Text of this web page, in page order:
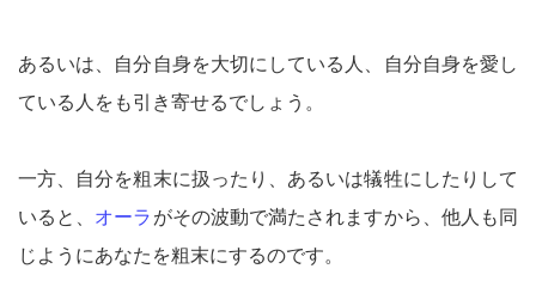
あるいは、自分自身を大切にしている人、自分自身を愛し
ている人をも引き寄せるでしょう。
一方、自分を粗末に扱ったり、あるいは犠牲にしたりして
いると、 オーラ がその波動で満たされますから、他人も同
じようにあなたを粗末にするのです。